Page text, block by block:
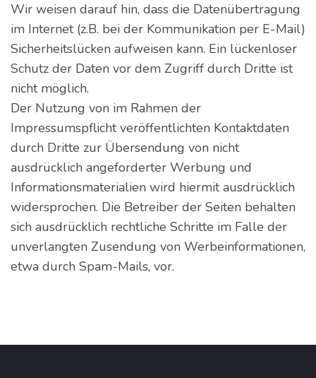
Wir weisen darauf hin, dass die Datenübertragung
im Internet (z.B. bei der Kommunikation per E-Mail)
Sicherheitslücken aufweisen kann. Ein lückenloser
Schutz der Daten vor dem Zugriff durch Dritte ist
nicht möglich.
Der Nutzung von im Rahmen der
Impressumspflicht veröffentlichten Kontaktdaten
durch Dritte zur Übersendung von nicht
ausdrücklich angeforderter Werbung und
Informationsmaterialien wird hiermit ausdrücklich
widersprochen. Die Betreiber der Seiten behalten
sich ausdrücklich rechtliche Schritte im Falle der
unverlangten Zusendung von Werbeinformationen,
etwa durch Spam-Mails, vor.